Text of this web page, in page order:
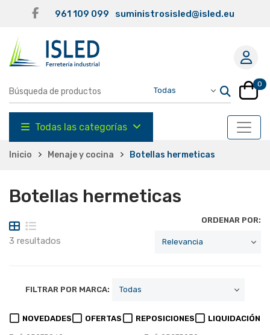
961 109 099 suministrosisled@isled.eu
0
Todas las categorías
Inicio Menaje y cocina Botellas hermeticas
Botellas hermeticas
3 resultados
ORDENAR POR:
FILTRAR POR MARCA:
NOVEDADES OFERTAS REPOSICIONES LIQUIDACIÓN